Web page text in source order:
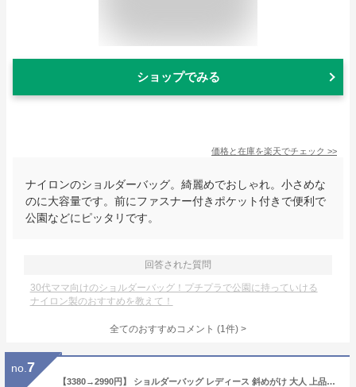
ショップでみる
価格と在庫を楽天でチェック >>
ナイロンのショルダーバッグ。綺麗めでおしゃれ。小さめな
のに大容量です。前にファスナー付きポケット付きで便利で
公園などにピッタリです。
回答された質問
30代ママ向けのショルダーバッグ！プチプラで公園に持っていける
ナイロン製のおすすめを教えて！
全てのおすすめコメント (1件) >
no. 7
【3380→2990円】 ショルダーバッグ レディース 斜めがけ 大人 上品 軽量 ナイロン 小さめ ミニ 大容量 ブランド スポーティー 軽い 40代 大きめ 大容量バッグ 布 ずり落ち防止 ボックス型 旅行 ファスナー付き 通勤 あす楽 春 td